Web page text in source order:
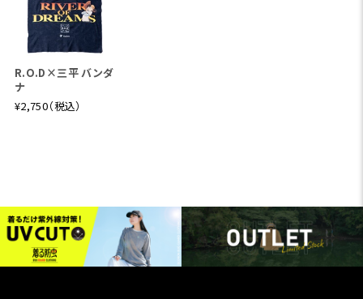
R.O.D×三平 バンダ
ナ
¥2,750（税込）